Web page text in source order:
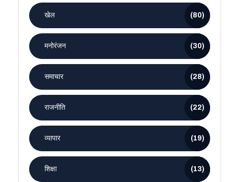
खेल (80)
मनोरंजन (30)
समाचार (28)
राजनीति (22)
व्यापार (19)
शिक्षा (13)